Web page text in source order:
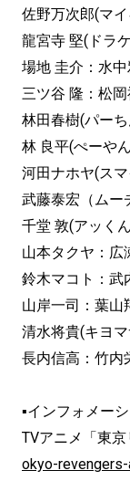
佐野万次郎(マ
龍宮寺 堅(ドラ
場地 圭介：水
三ツ谷 隆：松岡
林田春樹(パー
林 良平(ぺーや
河田ナホヤ(ス
武藤泰宏（ムー
千堂 敦(アッく
山本タクヤ：広
鈴木マコト：武
山岸一司：葉山
清水将貴(キヨ
長内信高：竹内
▪インフォメー
TVアニメ「東
okyo-